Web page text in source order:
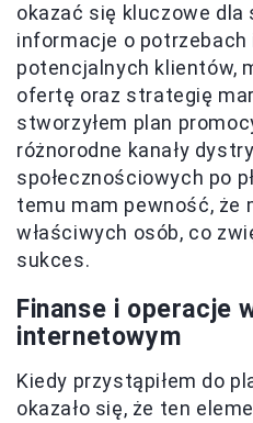
okazać się kluczowe dla
informacje o potrzebach
potencjalnych klientów,
ofertę oraz strategię
stworzyłem plan
różnorodne kanały
społecznościowych po
temu mam pewność, że
właściwych osób, co
sukces.
Finanse i operacje
internetowym
Kiedy przystąpiłem do
okazało się, że ten